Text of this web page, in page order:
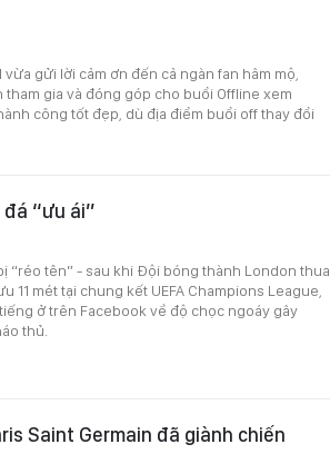
gửi lời cảm ơn đến cả ngàn fan hâm mộ,
gia và đóng góp cho buổi Offline xem
công tốt đẹp, dù địa điểm buổi off thay đổi
“ưu ái”
“réo tên” - sau khi Đội bóng thành London thua
11 mét tại chung kết UEFA Champions League,
ở trên Facebook về độ chọc ngoáy gây
thủ.
Saint Germain đã giành chiến